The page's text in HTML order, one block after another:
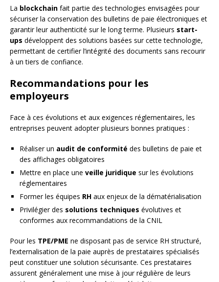
La blockchain fait partie des technologies envisagées pour
sécuriser la conservation des bulletins de paie électroniques et
garantir leur authenticité sur le long terme. Plusieurs start-
ups développent des solutions basées sur cette technologie,
permettant de certifier l’intégrité des documents sans recourir
à un tiers de confiance.
Recommandations pour les
employeurs
Face à ces évolutions et aux exigences réglementaires, les
entreprises peuvent adopter plusieurs bonnes pratiques :
Réaliser un audit de conformité des bulletins de paie et
des affichages obligatoires
Mettre en place une veille juridique sur les évolutions
réglementaires
Former les équipes RH aux enjeux de la dématérialisation
Privilégier des solutions techniques évolutives et
conformes aux recommandations de la CNIL
Pour les TPE/PME ne disposant pas de service RH structuré,
l’externalisation de la paie auprès de prestataires spécialisés
peut constituer une solution sécurisante. Ces prestataires
assurent généralement une mise à jour régulière de leurs